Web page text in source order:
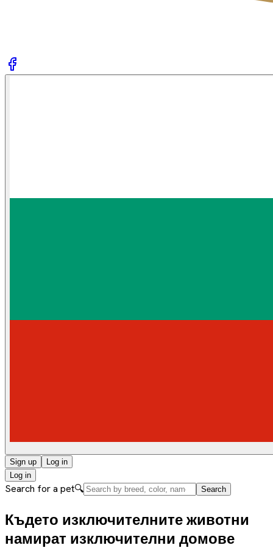
Sign up
Log in
Log in
Search for a pet🔍 Search
Където изключителните животни
намират изключителни домове